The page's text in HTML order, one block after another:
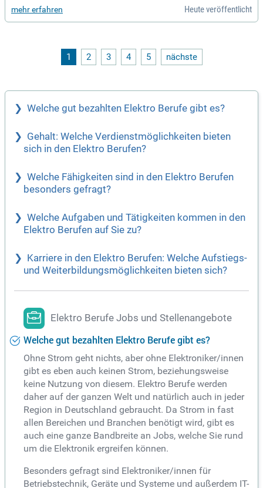
mehr erfahren Heute veröffentlicht
1 2 3 4 5 nächste
Welche gut bezahlten Elektro Berufe gibt es?
Gehalt: Welche Verdienstmöglichkeiten bieten
sich in den Elektro Berufen?
Welche Fähigkeiten sind in den Elektro Berufen
besonders gefragt?
Welche Aufgaben und Tätigkeiten kommen in den
Elektro Berufen auf Sie zu?
Karriere in den Elektro Berufen: Welche Aufstiegs-
und Weiterbildungsmöglichkeiten bieten sich?
Elektro Berufe Jobs und Stellenangebote
Welche gut bezahlten Elektro Berufe gibt es?
Ohne Strom geht nichts, aber ohne Elektroniker/innen
gibt es eben auch keinen Strom, beziehungsweise
keine Nutzung von diesem. Elektro Berufe werden
daher auf der ganzen Welt und natürlich auch in jeder
Region in Deutschland gebraucht. Da Strom in fast
allen Bereichen und Branchen benötigt wird, gibt es
auch eine ganze Bandbreite an Jobs, welche Sie rund
um die Elektronik ergreifen können.
Besonders gefragt sind Elektroniker/innen für
Betriebstechnik, Geräte und Systeme und außerdem IT-